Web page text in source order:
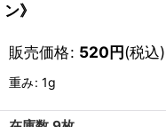
ン》
販売価格: 520円(税込)
重み: 1g